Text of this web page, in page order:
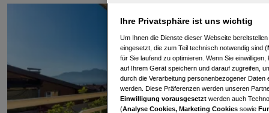
Ihre Privatsphäre ist uns wichtig
Um Ihnen die Dienste dieser Webseite
eingesetzt, die zum Teil technisch notwendig sind (
für Sie laufend zu optimieren. Wenn Sie
auf Ihrem Gerät speichern und darauf zugreifen,
durch die Verarbeitung personenbezogener
werden. Diese Präferenzen werden unseren
Einwilligung vorausgesetzt werden auch
(Analyse Cookies, Marketing Cookies sowie